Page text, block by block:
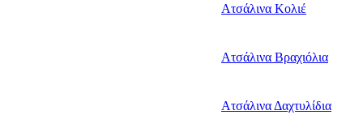
Ατσάλινα Κολιέ
Ατσάλινα Βραχιόλια
Ατσάλινα Δαχτυλίδια